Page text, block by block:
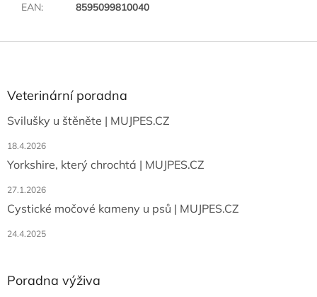
EAN: 8595099810040
aVeterinární poradna
Svilušky u štěněte | MUJPES.CZ
18.4.2026
Yorkshire, který chrochtá | MUJPES.CZ
27.1.2026
Cystické močové kameny u psů | MUJPES.CZ
24.4.2025
Poradna výživa